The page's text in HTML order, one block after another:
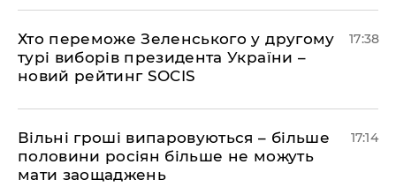
Хто переможе Зеленського у другому
турі виборів президента України –
новий рейтинг SOCIS
17:38
Вільні гроші випаровуються – більше
половини росіян більше не можуть
мати заощаджень
17:14